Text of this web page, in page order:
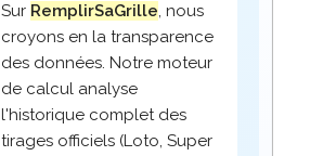
Sur RemplirSaGrille, nous
croyons en la transparence
des données. Notre moteur
de calcul analyse
l'historique complet des
tirages officiels (Loto, Super